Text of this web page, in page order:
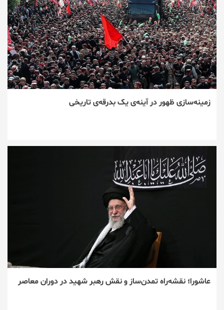
زمینه‌سازی ظهور در آینه‌ی یک بدرقه‌ی تاریخی
عاشورا؛ نقشه‌راه تمدن‌ساز و نقش رهبر شهید در دوران معاصر